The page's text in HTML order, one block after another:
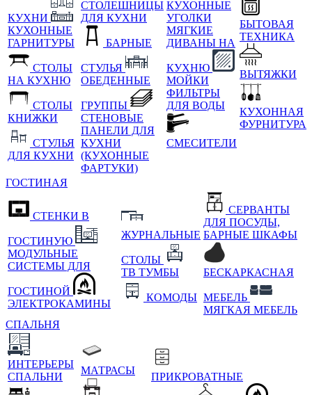
КУХНИ
КУХОННЫЕ
ГАРНИТУРЫ
СТОЛЫ
НА КУХНЮ
СТОЛЫ
КНИЖКИ
СТУЛЬЯ
ДЛЯ КУХНИ
СТОЛЕШНИЦЫ
ДЛЯ КУХНИ
БАРНЫЕ
СТУЛЬЯ
ОБЕДЕННЫЕ
ГРУППЫ
СТЕНОВЫЕ
ПАНЕЛИ ДЛЯ
КУХНИ
(КУХОННЫЕ
ФАРТУКИ)
КУХОННЫЕ
УГОЛКИ
МЯГКИЕ
ДИВАНЫ НА
КУХНЮ
МОЙКИ
ФИЛЬТРЫ
ДЛЯ ВОДЫ
СМЕСИТЕЛИ
БЫТОВАЯ
ТЕХНИКА
ВЫТЯЖКИ
КУХОННАЯ
ФУРНИТУРА
ГОСТИНАЯ
СТЕНКИ В
ГОСТИНУЮ
МОДУЛЬНЫЕ
СИСТЕМЫ ДЛЯ
ГОСТИНОЙ
ЭЛЕКТРОКАМИНЫ
ЖУРНАЛЬНЫЕ
СТОЛЫ
ТВ ТУМБЫ
КОМОДЫ
СЕРВАНТЫ
ДЛЯ ПОСУДЫ,
БАРНЫЕ ШКАФЫ
БЕСКАРКАСНАЯ
МЕБЕЛЬ
МЯГКАЯ МЕБЕЛЬ
СПАЛЬНЯ
ИНТЕРЬЕРЫ
СПАЛЬНИ
МАТРАСЫ
ПРИКРОВАТНЫЕ